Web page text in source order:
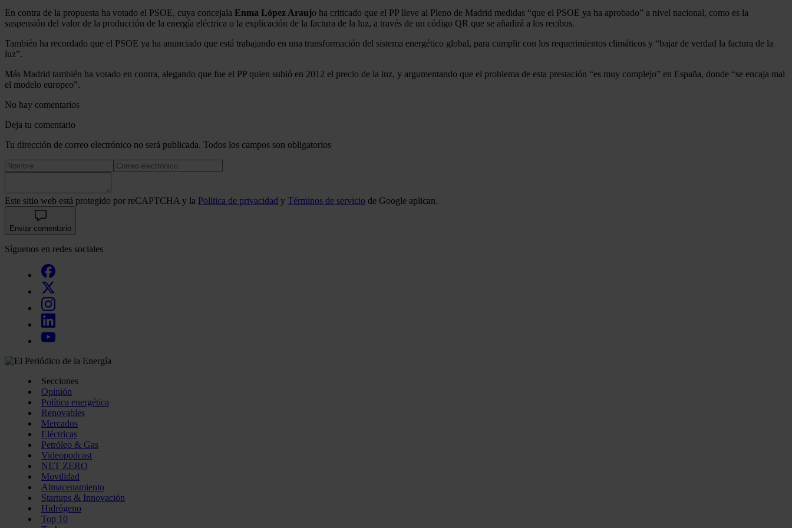
En contra de la propuesta ha votado el PSOE, cuya concejala Enma López Araujo ha criticado que el PP lleve al Pleno de Madrid medidas “que el PSOE ya ha aprobado” a nivel nacional, como es la
suspensión del valor de la producción de la energía eléctrica o la explicación de la factura de la luz, a través de un código QR que se añadirá a los recibos.
También ha recordado que el PSOE ya ha anunciado que está trabajando en una transformación del sistema energético global, para cumplir con los requerimientos climáticos y “bajar de verdad la factura de la
luz”.
Más Madrid también ha votado en contra, alegando que fue el PP quien subió en 2012 el precio de la luz, y argumentando que el problema de esta prestación “es muy complejo” en España, donde “se encaja mal
el modelo europeo”.
No hay comentarios
Deja tu comentario
Tu dirección de correo electrónico no será publicada. Todos los campos son obligatorios
Este sitio web está protegido por reCAPTCHA y la Política de privacidad y Términos de servicio de Google aplican.
Enviar comentario
Síguenos en redes sociales
Secciones
Opinión
Política energética
Renovables
Mercados
Eléctricas
Petróleo & Gas
Videopodcast
NET ZERO
Movilidad
Almacenamiento
Startups & Innovación
Hidrógeno
Top 10